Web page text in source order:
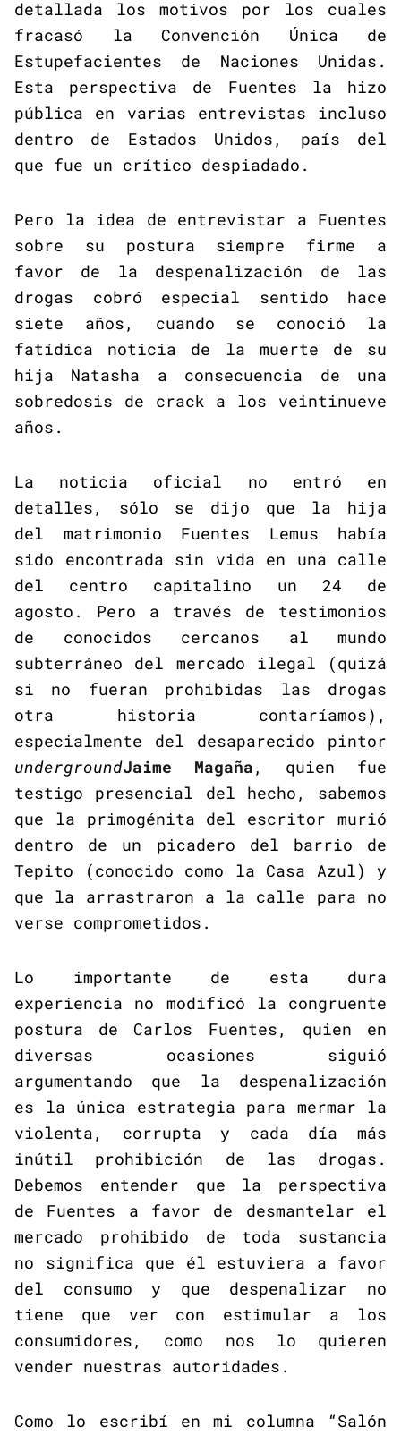
detallada los motivos por los cuales
fracasó la Convención Única de
Estupefacientes de Naciones Unidas.
Esta perspectiva de Fuentes la hizo
pública en varias entrevistas incluso
dentro de Estados Unidos, país del
que fue un crítico despiadado.
Pero la idea de entrevistar a Fuentes
sobre su postura siempre firme a
favor de la despenalización de las
drogas cobró especial sentido hace
siete años, cuando se conoció la
fatídica noticia de la muerte de su
hija Natasha a consecuencia de una
sobredosis de crack a los veintinueve
años.
La noticia oficial no entró en
detalles, sólo se dijo que la hija
del matrimonio Fuentes Lemus había
sido encontrada sin vida en una calle
del centro capitalino un 24 de
agosto. Pero a través de testimonios
de conocidos cercanos al mundo
subterráneo del mercado ilegal (quizá
si no fueran prohibidas las drogas
otra historia contaríamos),
especialmente del desaparecido pintor
undergroundJaime Magaña, quien fue
testigo presencial del hecho, sabemos
que la primogénita del escritor murió
dentro de un picadero del barrio de
Tepito (conocido como la Casa Azul) y
que la arrastraron a la calle para no
verse comprometidos.
Lo importante de esta dura
experiencia no modificó la congruente
postura de Carlos Fuentes, quien en
diversas ocasiones siguió
argumentando que la despenalización
es la única estrategia para mermar la
violenta, corrupta y cada día más
inútil prohibición de las drogas.
Debemos entender que la perspectiva
de Fuentes a favor de desmantelar el
mercado prohibido de toda sustancia
no significa que él estuviera a favor
del consumo y que despenalizar no
tiene que ver con estimular a los
consumidores, como nos lo quieren
vender nuestras autoridades.
Como lo escribí en mi columna “Salón